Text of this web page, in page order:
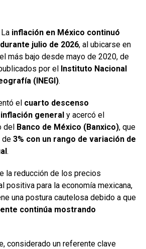
inflación en México continuó
julio de 2026, al ubicarse en
más bajo desde mayo de 2020, de
por el Instituto Nacional
(INEGI).
el cuarto descenso
general y acercó el
del Banco de México (Banxico), que
de 3% con un rango de variación de
.
la reducción de los precios
positiva para la economía mexicana,
una postura cautelosa debido a que
continúa mostrando
considerado un referente clave